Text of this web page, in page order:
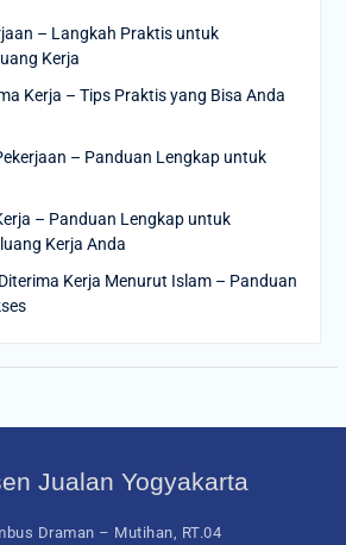
– Langkah Praktis untuk
Kerja
Kerja – Tips Praktis yang Bisa Anda
– Panduan Lengkap untuk
– Panduan Lengkap untuk
Kerja Anda
Kerja Menurut Islam – Panduan
Jualan Yogyakarta
Draman – Mutihan, RT.04